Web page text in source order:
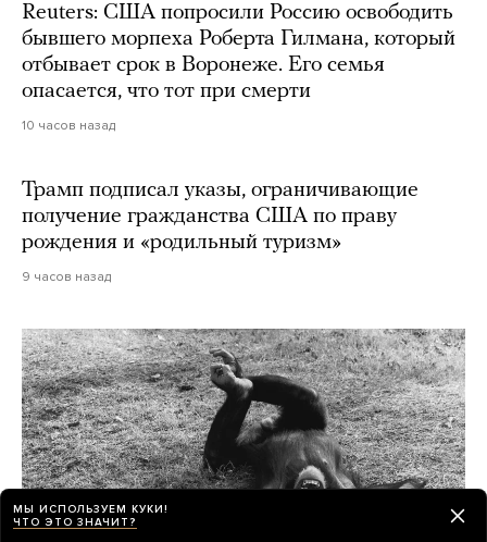
Reuters: США попросили Россию освободить
бывшего морпеха Роберта Гилмана, который
отбывает срок в Воронеже. Его семья
опасается, что тот при смерти
10 часов назад
Трамп подписал указы, ограничивающие
получение гражданства США по праву
рождения и «родильный туризм»
9 часов назад
МЫ ИСПОЛЬЗУЕМ КУКИ!
ЧТО ЭТО ЗНАЧИТ?